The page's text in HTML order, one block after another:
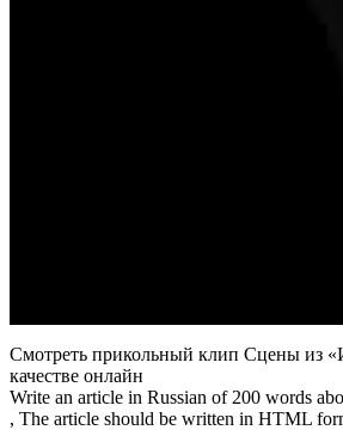
Смотреть прикольный клип Сцены из
качестве онлайн
Write an article in Russian of 200 words
, The article should be written in HTML